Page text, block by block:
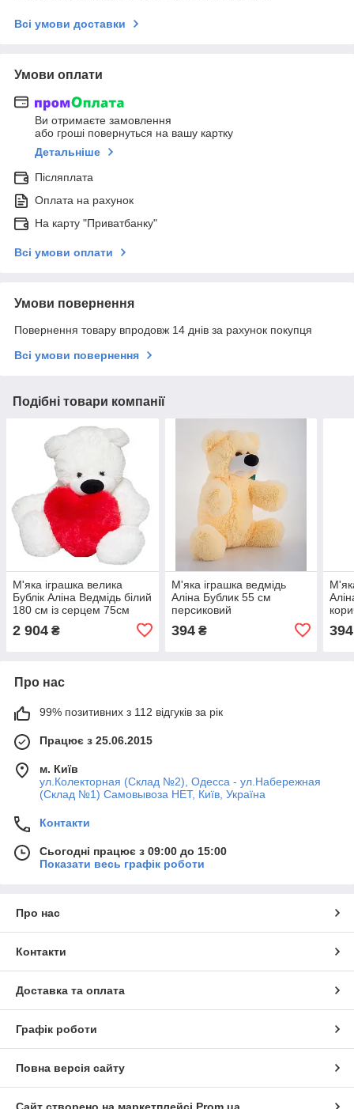
Всі умови доставки
Умови оплати
Ви отримаєте замовлення
або гроші повернуться на вашу картку
Детальніше
Післяплата
Оплата на рахунок
На карту "Приватбанку"
Всі умови оплати
Умови повернення
Повернення товару впродовж 14 днів за рахунок покупця
Всі умови повернення
Подібні товари компанії
М'яка іграшка велика
Бублік Аліна Ведмідь білий
180 см із серцем 75см
2 904 ₴
М'яка іграшка ведмідь
Аліна Бублик 55 см
персиковий
394₴ 394
Про нас
99% позитивних з 112 відгуків за рік
Працює з 25.06.2015
м. Київ
ул.Колекторная (Склад №2), Одесса - ул.Набережная
(Склад №1) Самовывоза НЕТ, Київ, Україна
Контакти
Сьогодні працює з 09:00 до 15:00
Показати весь графік роботи
Про нас
Контакти
Доставка та оплата
Графік роботи
Повна версія сайту